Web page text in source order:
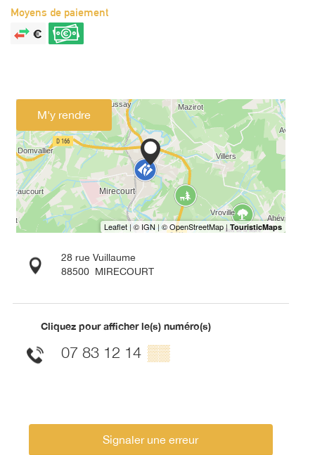
Moyens de paiement
M'y rendre
28 rue Vuillaume
88500 MIRECOURT
Cliquez pour afficher le(s) numéro(s)
07 83 12 14 ▒▒
Signaler une erreur